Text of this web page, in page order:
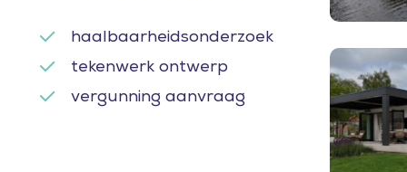
haalbaarheidsonderzoek
tekenwerk ontwerp
vergunning aanvraag
Villa
aan
het
water